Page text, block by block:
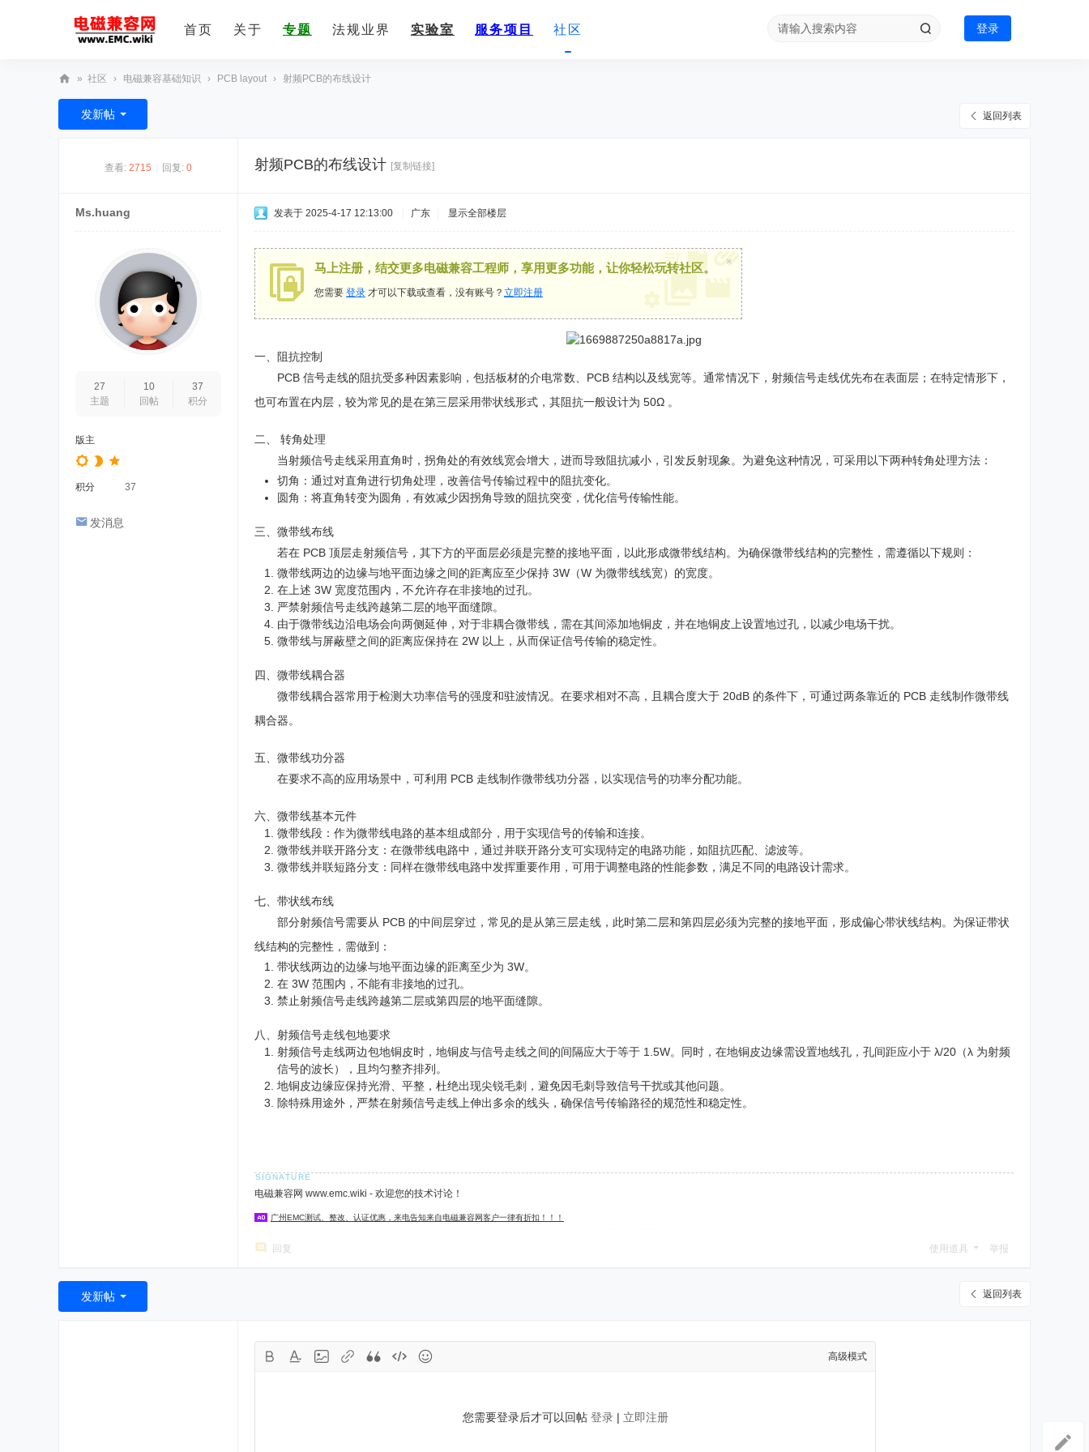
首页 关于 专题 法规业界 实验室 服务项目 社区 登录
E
» 社区 › 电磁兼容基础知识 › PCB layout › 射频PCB的布线设计
返回列表
发新帖
查看: 2715 回复: 0 射频PCB的布线设计 [复制链接]
Ms.huang
27
主题
10
回帖
37
积分
版主
积分 37
发消息
发表于 2025-4-17 12:13:00 广东 显示全部楼层
马上注册，结交更多电磁兼容工程师，享用更多功能，让你轻松玩转社区。
您需要 登录 才可以下载或查看，没有账号？ 立即注册
×
一、阻抗控制
PCB 信号走线的阻抗受多种因素影响，包括板材的介电常数、PCB 结构以及线宽等。通常情况下，射频信号走线优先布在表面层；在特定情形下，
也可布置在内层，较为常见的是在第三层采用带状线形式，其阻抗一般设计为 50Ω 。
二、 转角处理
当射频信号走线采用直角时，拐角处的有效线宽会增大，进而导致阻抗减小，引发反射现象。为避免这种情况，可采用以下两种转角处理方法：
切角：通过对直角进行切角处理，改善信号传输过程中的阻抗变化。
圆角：将直角转变为圆角，有效减少因拐角导致的阻抗突变，优化信号传输性能。
三、微带线布线
若在 PCB 顶层走射频信号，其下方的平面层必须是完整的接地平面，以此形成微带线结构。为确保微带线结构的完整性，需遵循以下规则：
微带线两边的边缘与地平面边缘之间的距离应至少保持 3W（W 为微带线线宽）的宽度。
在上述 3W 宽度范围内，不允许存在非接地的过孔。
严禁射频信号走线跨越第二层的地平面缝隙。
由于微带线边沿电场会向两侧延伸，对于非耦合微带线，需在其间添加地铜皮，并在地铜皮上设置地过孔，以减少电场干扰。
微带线与屏蔽壁之间的距离应保持在 2W 以上，从而保证信号传输的稳定性。
四、微带线耦合器
微带线耦合器常用于检测大功率信号的强度和驻波情况。在要求相对不高，且耦合度大于 20dB 的条件下，可通过两条靠近的 PCB 走线制作微带线
耦合器。
五、微带线功分器
在要求不高的应用场景中，可利用 PCB 走线制作微带线功分器，以实现信号的功率分配功能。
六、微带线基本元件
微带线段：作为微带线电路的基本组成部分，用于实现信号的传输和连接。
微带线并联开路分支：在微带线电路中，通过并联开路分支可实现特定的电路功能，如阻抗匹配、滤波等。
微带线并联短路分支：同样在微带线电路中发挥重要作用，可用于调整电路的性能参数，满足不同的电路设计需求。
七、带状线布线
部分射频信号需要从 PCB 的中间层穿过，常见的是从第三层走线，此时第二层和第四层必须为完整的接地平面，形成偏心带状线结构。为保证带状
线结构的完整性，需做到：
带状线两边的边缘与地平面边缘的距离至少为 3W。
在 3W 范围内，不能有非接地的过孔。
禁止射频信号走线跨越第二层或第四层的地平面缝隙。
八、射频信号走线包地要求
射频信号走线两边包地铜皮时，地铜皮与信号走线之间的间隔应大于等于 1.5W。同时，在地铜皮边缘需设置地线孔，孔间距应小于 λ/20（λ 为射频
信号的波长），且均匀整齐排列。
地铜皮边缘应保持光滑、平整，杜绝出现尖锐毛刺，避免因毛刺导致信号干扰或其他问题。
除特殊用途外，严禁在射频信号走线上伸出多余的线头，确保信号传输路径的规范性和稳定性。
电磁兼容网 www.emc.wiki - 欢迎您的技术讨论！
广州EMC测试、整改、认证优惠，来电告知来自电磁兼容网客户一律有折扣！！！
回复 使用道具 举报
返回列表
发新帖
高级模式
您需要登录后才可以回帖 登录| 立即注册